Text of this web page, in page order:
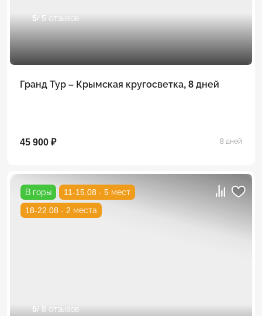
5/ 5 отзывов
Гранд Тур – Крымская кругосветка, 8 дней
45 900 ₽ 8 дней
В горы
11-15.08 - 5 мест
18-22.08 - 2 места
5/ 8 отзывов